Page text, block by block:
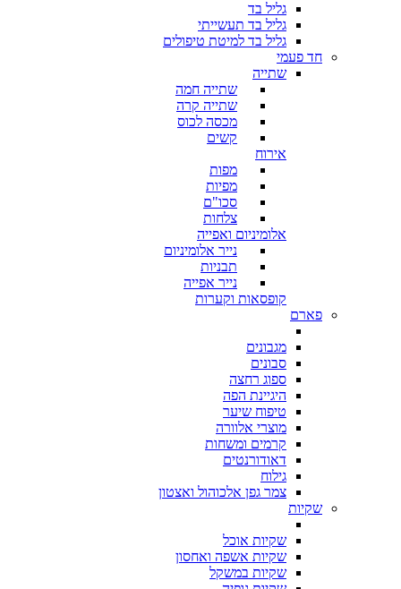
גליל בד
גליל בד תעשייתי
גליל בד למיטת טיפולים
חד פעמי
שתייה
שתייה חמה
שתייה קרה
מכסה לכוס
קשים
אירוח
מפות
מפיות
סכו"ם
צלחות
אלומיניום ואפייה
נייר אלומיניום
תבניות
נייר אפייה
קופסאות וקערות
פארם
מגבונים
סבונים
ספוג רחצה
היגיינת הפה
טיפוח שיער
מוצרי אלוורה
קרמים ומשחות
דאודורנטים
גילוח
צמר גפן אלכוהול ואצטון
שקיות
שקיות אוכל
שקיות אשפה ואחסון
שקיות במשקל